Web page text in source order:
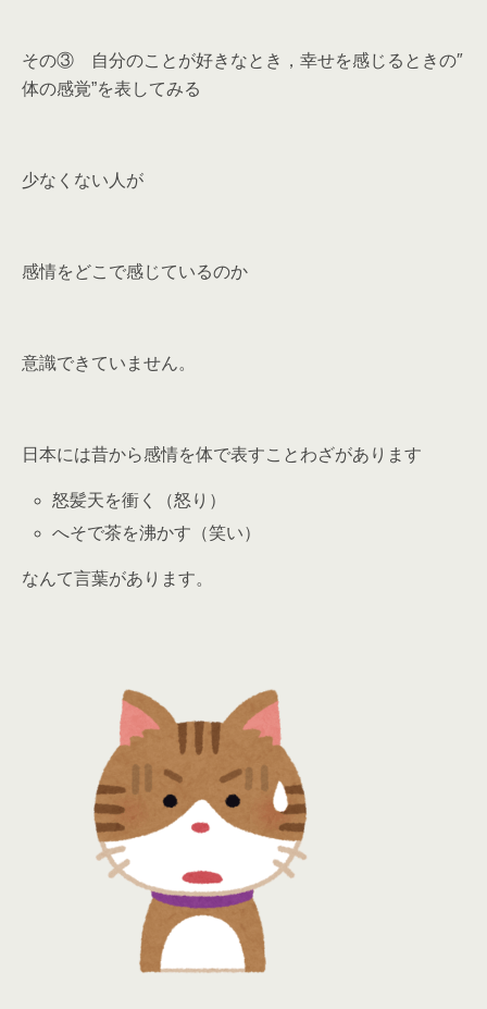
その③ 自分のことが好きなとき，幸せを感じるときの″
体の感覚”を表してみる
少なくない人が
感情をどこで感じているのか
意識できていません。
日本には昔から感情を体で表すことわざがあります
怒髪天を衝く（怒り）
へそで茶を沸かす（笑い）
なんて言葉があります。